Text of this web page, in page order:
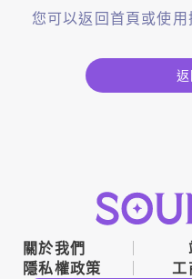
您可以返回首頁或使
關於我們
隱私權政策
工